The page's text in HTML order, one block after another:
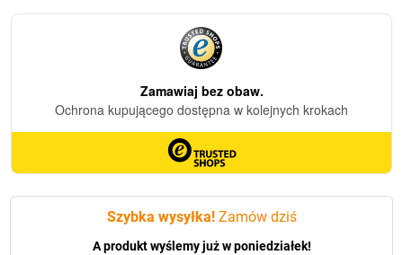
Szybka wysyłka!Zamów dziś
A produkt wyślemy już w poniedziałek!
Solarny